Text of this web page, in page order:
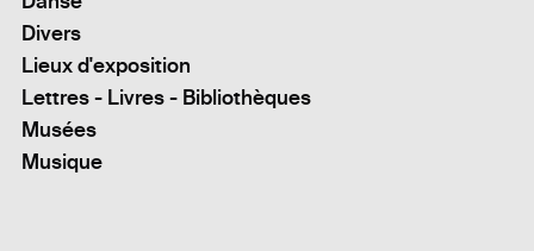
Divers
Lieux d'exposition
Lettres - Livres - Bibliothèques
Musées
Musique